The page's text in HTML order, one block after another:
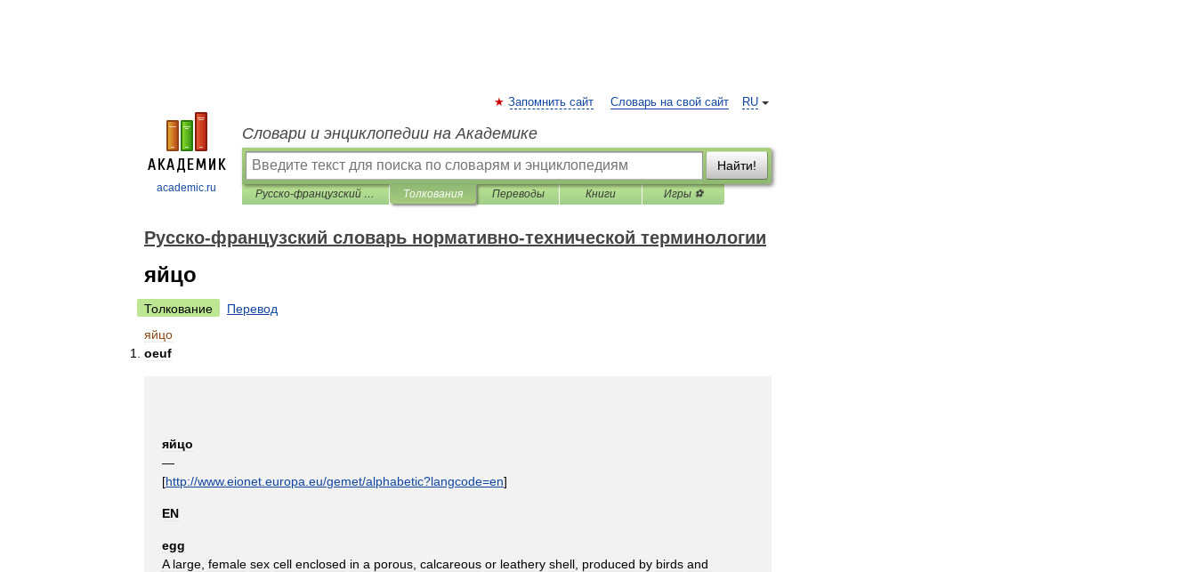
academic.ru
RU
Запомнить сайт Словарь на свой сайт
Словари и энциклопедии на Академике
Найти!
Русско-французский словарь нормативно-технической терминологии Толкования Переводы Книги Игры ⚽
Русско-французский словарь нормативно-технической терминологии
яйцо
Толкование
Перевод
яйцо
oeuf
яйцо
—
[http://www.eionet europa eu/gemet/alphabetic?langcode=en]
EN
egg
A large female sex cell enclosed in a porous calcareous or leathery shell produced by birds and